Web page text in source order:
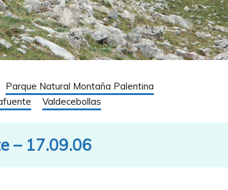
Parque Natural Montaña Palentina
Valdecebollas
– 17.09.06